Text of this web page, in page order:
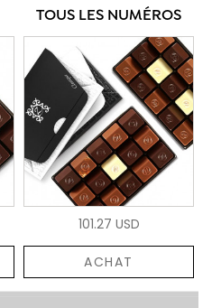
TOUS LES NUMÉROS
101.27 USD
ACHAT